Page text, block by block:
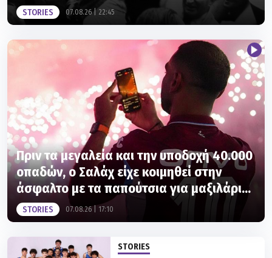
STORIES 07.08.26 | 22:45
Πριν τα μεγαλεία και την υποδοχή 40.000
οπαδών, ο Σαλάχ είχε κοιμηθεί στην
άσφαλτο με τα παπούτσια για μαξιλάρι...
STORIES 07.08.26 | 17:10
STORIES